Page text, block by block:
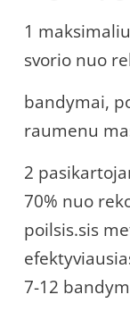
1
svorio nuo
bandymai,
raumenu
2
70% nuo
poilsis.sis
7-12